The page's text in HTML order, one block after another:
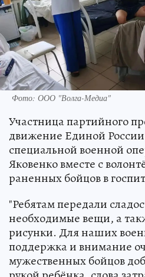
Фото: ООО "Волга-Медиа"
Участница партийного
движение Единой
специальной военной
Яковенко вместе с
раненных бойцов в
"Ребятам передали
необходимые вещи, а
рисунки. Для наших
поддержка и внимание
мужественных бойцов